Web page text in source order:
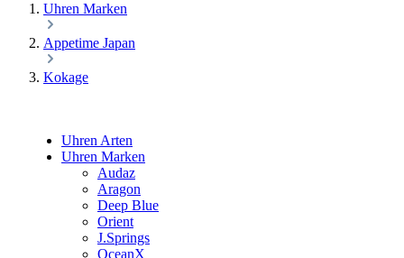
Uhren Marken
Appetime Japan
Kokage
Uhren Arten
Uhren Marken
Audaz
Aragon
Deep Blue
Orient
J.Springs
OceanX